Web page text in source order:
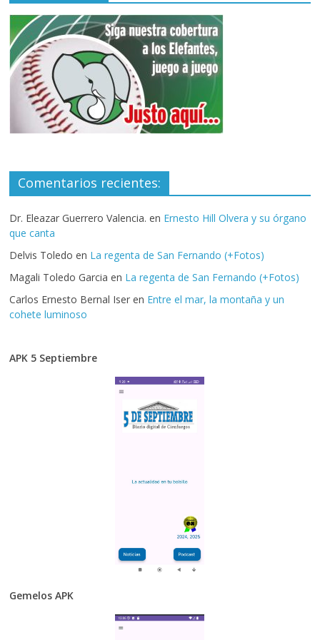
Comentarios recientes:
Dr. Eleazar Guerrero Valencia. en Ernesto Hill Olvera y su órgano
que canta
Delvis Toledo en La regenta de San Fernando (+Fotos)
Magali Toledo Garcia en La regenta de San Fernando (+Fotos)
Carlos Ernesto Bernal Iser en Entre el mar, la montaña y un
cohete luminoso
APK 5 Septiembre
Gemelos APK